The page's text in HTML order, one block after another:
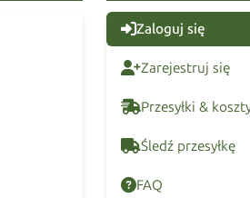
Zaloguj się
Zarejestruj się
Przesyłki &
Śledź przesyłkę
FAQ